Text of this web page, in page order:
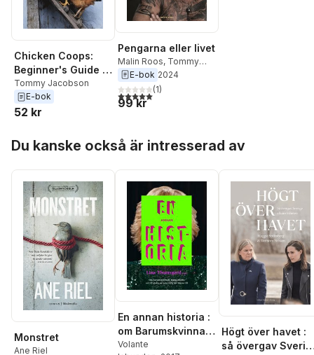
Chicken Coops:
Beginner's Guide to
Planning and
Building Your First
Chicken Coop to
Sufficient
Tommy Jacobson
E-bok
52 kr
Pengarna eller livet
Malin Roos, Tommy
Jacobson
E-bok 2024
5,0utav 5 stjärnor. Totalt antal röster:
(1)
99 kr
Du kanske också är intresserad av
Monstret
Ane Riel
En annan historia :
om Barumskvinnan,
Mama Masika och
Volante
Högt över havet :
så övergav